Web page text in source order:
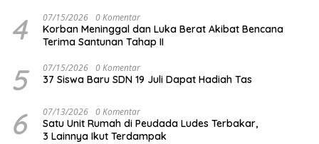
4 07/15/2026 0 Komentar
Korban Meninggal dan Luka Berat Akibat Bencana
Terima Santunan Tahap II
5 07/15/2026 0 Komentar
37 Siswa Baru SDN 19 Juli Dapat Hadiah Tas
6 07/13/2026 0 Komentar
Satu Unit Rumah di Peudada Ludes Terbakar,
3 Lainnya Ikut Terdampak